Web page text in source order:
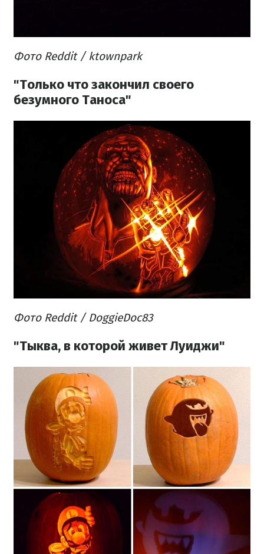
Фото Reddit / ktownpark
"Только что закончил своего
безумного Таноса"
Фото Reddit / DoggieDoc83
"Тыква, в которой живет Луиджи"